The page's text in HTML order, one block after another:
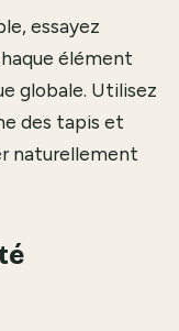
essayez
élément
globale. Utilisez
des tapis et
naturellement